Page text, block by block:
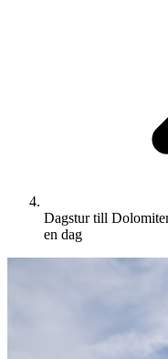
Dagstur till
en dag